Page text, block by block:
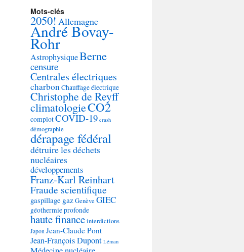
Mots-clés
2050! Allemagne
André Bovay-
Rohr
AstrophysiqueBerne
censure
Centrales électriques
charbonChauffage électrique
Christophe de Reyff
climatologieCO2
complotCOVID-19 crash
démographie
dérapage fédéral
détruire les déchets
nucléaires
développements
Franz-Karl Reinhart
Fraude scientifique
gaspillage gazGenève GIEC
géothermie profonde
haute financeinterdictions
Japon Jean-Claude Pont
Jean-François Dupont Léman